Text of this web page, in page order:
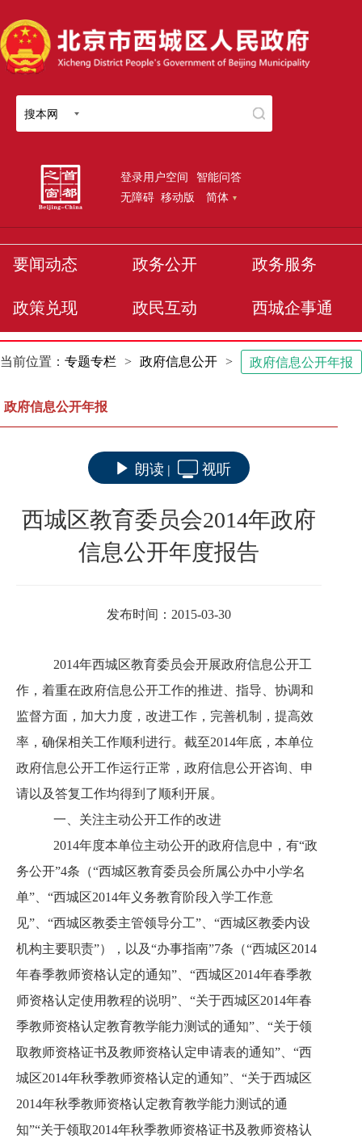
搜本网
登录用户空间 智能问答
无障碍 移动版 简体
要闻动态 政务公开 政务服务
政策兑现 政民互动 西城企事通
当前位置： 专题专栏 > 政府信息公开 > 政府信息公开年报
政府信息公开年报
朗读 | 视听
西城区教育委员会2014年政府
信息公开年度报告
发布时间：2015-03-30
2014年西城区教育委员会开展政府信息公开工
作，着重在政府信息公开工作的推进、指导、协调和
监督方面，加大力度，改进工作，完善机制，提高效
率，确保相关工作顺利进行。截至2014年底，本单位
政府信息公开工作运行正常，政府信息公开咨询、申
请以及答复工作均得到了顺利开展。
一、关注主动公开工作的改进
2014年度本单位主动公开的政府信息中，有“政
务公开”4条（“西城区教育委员会所属公办中小学名
单”、“西城区2014年义务教育阶段入学工作意
见”、“西城区教委主管领导分工”、“西城区教委内设
机构主要职责”），以及“办事指南”7条（“西城区2014
年春季教师资格认定的通知”、“西城区2014年春季教
师资格认定使用教程的说明”、“关于西城区2014年春
季教师资格认定教育教学能力测试的通知”、“关于领
取教师资格证书及教师资格认定申请表的通知”、“西
城区2014年秋季教师资格认定的通知”、“关于西城区
2014年秋季教师资格认定教育教学能力测试的通
知”“关于领取2014年秋季教师资格证书及教师资格认